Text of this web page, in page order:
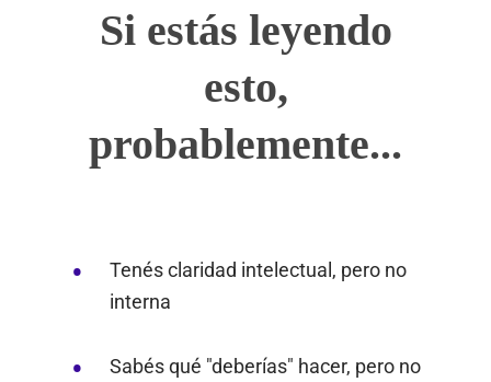
Si estás leyendo
esto,
probablemente...
Tenés claridad intelectual, pero no
interna
Sabés qué "deberías" hacer, pero no